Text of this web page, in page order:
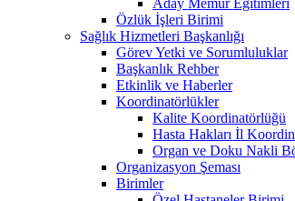
Özlük İşleri Birimi
Sağlık Hizmetleri Başkanlığı
Görev Yetki ve Sorumluluklar
Başkanlık Rehber
Etkinlik ve Haberler
Koordinatörlükler
Kalite Koordinatörlüğü
Hasta Hakları İl
Organ ve Doku Nakli
Organizasyon Şeması
Birimler